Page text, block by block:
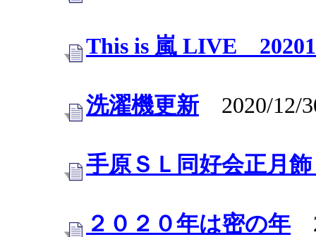
This is 嵐 LIVE
洗濯機更新 2020/12/
手原ＳＬ同好会正月
２０２０年は密の年